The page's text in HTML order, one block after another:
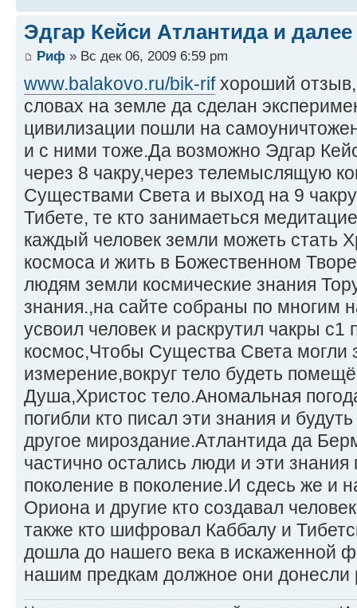
Эдгар Кейси Атлантида и далее
Риф » Вс дек 06, 2009 6:59 pm
www.balakovo.ru/bik-rifхороший
словах на земле да сделан
цивилизации пошли на
и с ними тоже.Да возможно Эдгар
через 8 чакру,через телемыслящую
Существами Света и выход на 9
Тибете, те кто занимаеться
каждый человек земли можеть стать
космоса и жить в Божественном
людям земли космические знания
знания.,на сайте собраны по многим
усвоил человек и раскрутил чакры с1
космос,Чтобы Существа Света могли
измерение,вокруг тело будеть
Душа,Христос тело.Аномальная
погибли кто писал эти знания и
другое мироздание.Атлантида да
частично остались люди и эти знания
поколение в поколение.И сдесь же и
Ориона и другие кто создавал
также кто шифровал Каббалу и
дошла до нашего века в искаженной
нашим предкам должное они донесли